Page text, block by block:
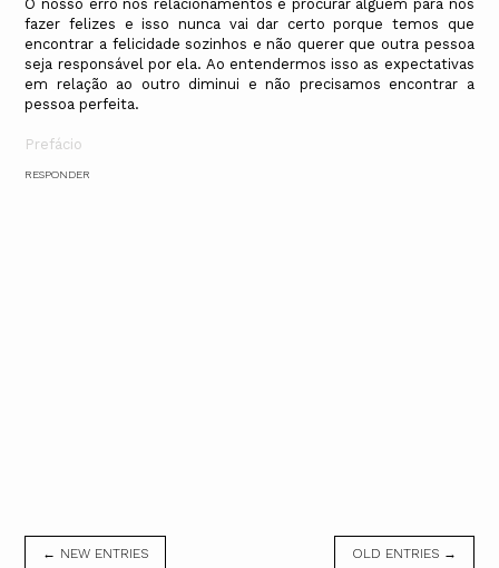
O nosso erro nos relacionamentos é procurar alguém para nos
fazer felizes e isso nunca vai dar certo porque temos que
encontrar a felicidade sozinhos e não querer que outra pessoa
seja responsável por ela. Ao entendermos isso as expectativas
em relação ao outro diminui e não precisamos encontrar a
pessoa perfeita.
Prefácio
RESPONDER
← NEW ENTRIES OLD ENTRIES →